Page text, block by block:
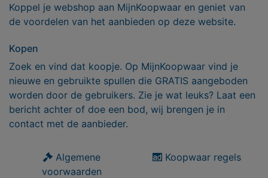
Koppel je webshop aan MijnKoopwaar en geniet van
de voordelen van het aanbieden op deze website.
Kopen
Zoek en vind dat koopje. Op MijnKoopwaar vind je
nieuwe en gebruikte spullen die GRATIS aangeboden
worden door de gebruikers. Zie je wat leuks? Laat een
bericht achter of doe een bod, wij brengen je in
contact met de aanbieder.
Algemene
voorwaarden
Koopwaar regels